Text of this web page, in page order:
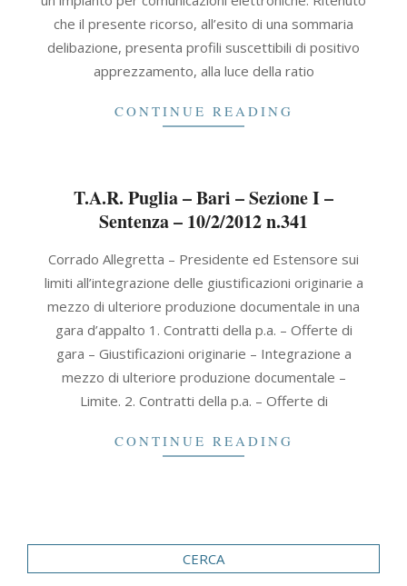
che il presente ricorso, all’esito di una sommaria
delibazione, presenta profili suscettibili di positivo
apprezzamento, alla luce della ratio
CONTINUE READING
T.A.R. Puglia – Bari – Sezione I –
Sentenza – 10/2/2012 n.341
02-
10
Corrado Allegretta – Presidente ed Estensore sui
limiti all’integrazione delle giustificazioni originarie a
mezzo di ulteriore produzione documentale in una
gara d’appalto 1. Contratti della p.a. – Offerte di
gara – Giustificazioni originarie – Integrazione a
mezzo di ulteriore produzione documentale –
Limite. 2. Contratti della p.a. – Offerte di
CONTINUE READING
CERCA